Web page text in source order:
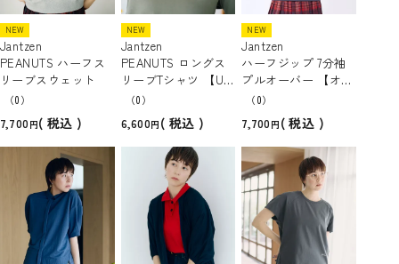
NEW
Jantzen
PEANUTS ハーフス
リーブスウェット
（0）
7,700 税込
NEW
Jantzen
PEANUTS ロングス
リーブTシャツ 【UV
カット/吸水速乾】
（0）
6,600 税込
NEW
Jantzen
ハーフジップ 7分袖
プルオーバー 【オー
ガニックコットン】
（0）
7,700 税込